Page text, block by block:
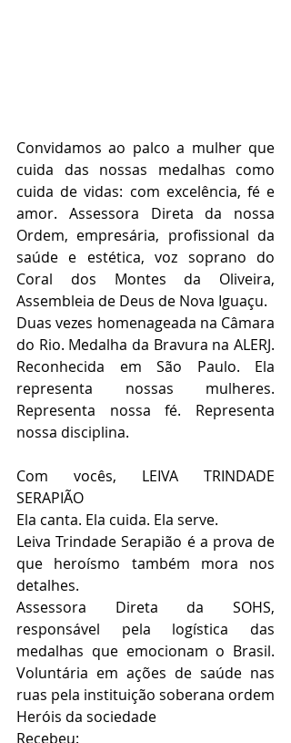
Convidamos ao palco a mulher que
cuida das nossas medalhas como
cuida de vidas: com excelência, fé e
amor. Assessora Direta da nossa
Ordem, empresária, profissional da
saúde e estética, voz soprano do
Coral dos Montes da Oliveira,
Assembleia de Deus de Nova Iguaçu.
Duas vezes homenageada na Câmara
do Rio. Medalha da Bravura na ALERJ.
Reconhecida em São Paulo. Ela
representa nossas mulheres.
Representa nossa fé. Representa
nossa disciplina.
Com vocês, LEIVA TRINDADE
SERAPIÃO
Ela canta. Ela cuida. Ela serve.
Leiva Trindade Serapião é a prova de
que heroísmo também mora nos
detalhes.
Assessora Direta da SOHS,
responsável pela logística das
medalhas que emocionam o Brasil.
Voluntária em ações de saúde nas
ruas pela instituição soberana ordem
Heróis da sociedade
Recebeu: